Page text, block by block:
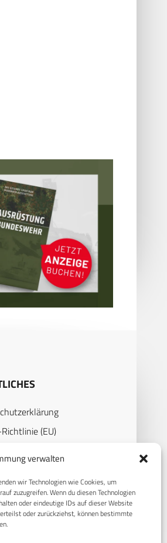
verwalten
wir Technologien wie Cookies, um
zuzugreifen. Wenn du diesen Technologien
oder eindeutige IDs auf dieser Website
oder zurückziehst, können bestimmte
(EU)